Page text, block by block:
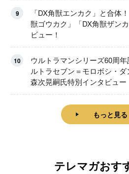
9
「DX角獣エンカク」と合体
獣ゴウカク」「DX角獣ザン
ビュー！
10
ウルトラマンシリーズ60周
ルトラセブン＝モロボシ・ダ
森次晃嗣氏特別インタビュー
もっと見る
テレマガおす